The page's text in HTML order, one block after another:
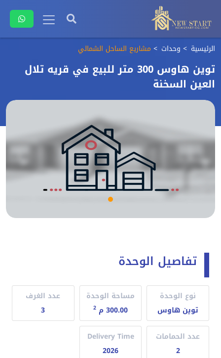
الرئيسية وحدات مشاريع الساحل الشمالي
توين هاوس 300 متر للبيع في قريه تلال
العين السخنة
تفاصيل الوحدة
نوع الوحدة
توين هاوس
مساحة الوحدة
300.00 م
2
عدد الغرف
3
عدد الحمامات
2
Delivery Time
2026